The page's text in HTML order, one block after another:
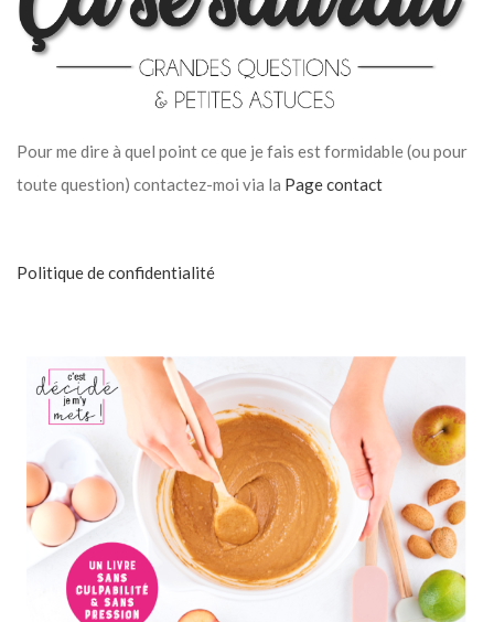
Pour me dire à quel point ce que je fais est formidable (ou pour
toute question) contactez-moi via la Page contact
Politique de confidentialité